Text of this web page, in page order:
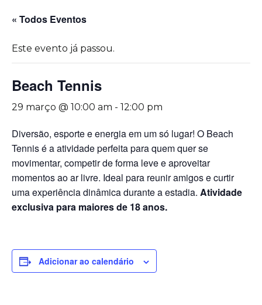
« Todos Eventos
Este evento já passou.
Beach Tennis
29 março @ 10:00 am - 12:00 pm
Diversão, esporte e energia em um só lugar! O Beach
Tennis é a atividade perfeita para quem quer se
movimentar, competir de forma leve e aproveitar
momentos ao ar livre. Ideal para reunir amigos e curtir
uma experiência dinâmica durante a estadia. Atividade
exclusiva para maiores de 18 anos.
Adicionar ao calendário